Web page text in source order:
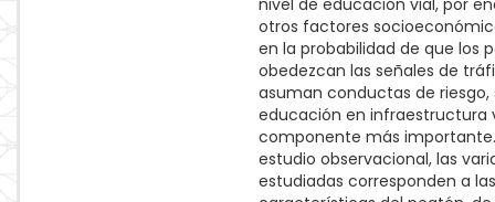
nivel de educación vial, por
otros factores
en la probabilidad de que los
obedezcan las señales de
asuman conductas de riesgo,
educación en infraestructura
componente más
estudio observacional, las
estudiadas corresponden a las